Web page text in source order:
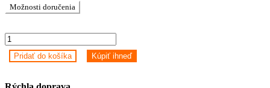
Možnosti doručenia
Xiaomi
Bezdrôtová
myšPridať do košíka Kúpiť ihneď